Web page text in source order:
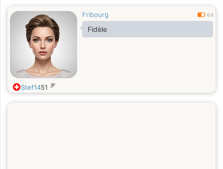
loyal guy yet caring and
understanding. I'm hoping the
relationship can be longterm. I live
Fribourg 0.3
Fidèle
Stef1451 岁